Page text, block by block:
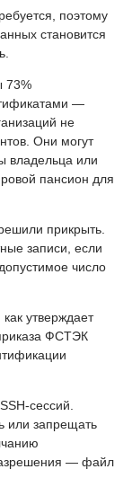
поэтому
становится
73%
—
не
Они могут
владельца или
пансион для
прикрыть.
записи, если
число
утверждает
ФСТЭК
сессий.
или запрещать
— файл